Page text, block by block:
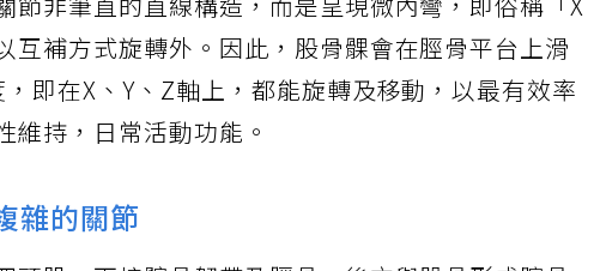
節非筆直的直線構造，而是呈現微內彎，即俗稱「X
互補方式旋轉外。因此，股骨髁會在脛骨平台上滑
即在X、Y、Z軸上，都能旋轉及移動，以最有效率
維持，日常活動功能。
雜的關節